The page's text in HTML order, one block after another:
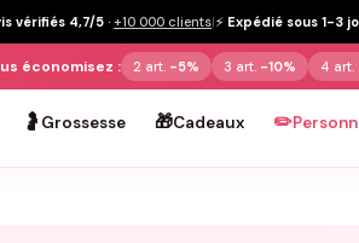
vérifiés 4,7/5 · +10 000 clients|⚡ Expédié sous 1-3
économisez : 2 art. -5% 3 art. -10% 4 art.
🤰 Grossesse 🎁Cadeaux ✏️